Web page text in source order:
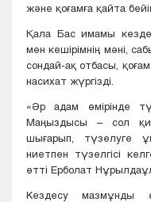
және қоғамға қайта
Қала Бас имамы
мен кешірімнің мәні,
сондай-ақ отбасы,
насихат жүргізді.
«Әр адам өмірінде
Маңыздысы – сол
шығарып, түзелуге
ниетпен түзелгісі
өтті Ерболат
Кездесу мазмұнды